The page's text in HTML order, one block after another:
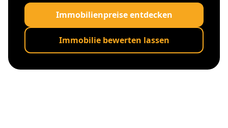
Immobilienpreise entdecken
Immobilie bewerten lassen